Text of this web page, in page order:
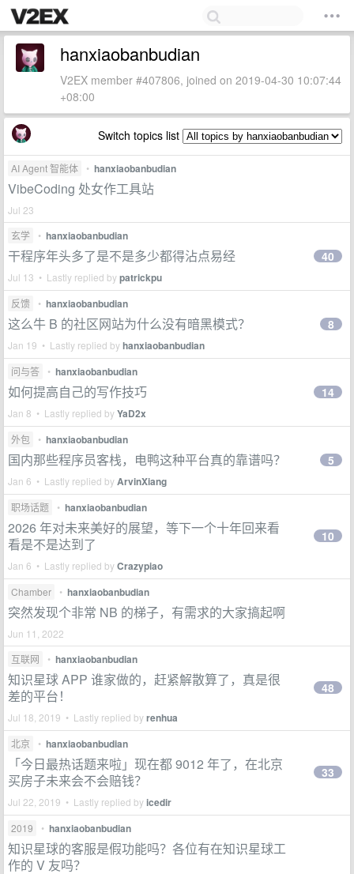
hanxiaobanbudian
V2EX member #407806, joined on 2019-04-30 10:07:44
+08:00
Switch topics list
AI Agent 智能体 • hanxiaobanbudian
VibeCoding 处女作工具站
Jul 23
玄学
• hanxiaobanbudian
干程序年头多了是不是多少都得沾点易经
Jul 13 • Lastly replied bypatrickpu
40
反馈 • hanxiaobanbudian
这么牛 B 的社区网站为什么没有暗黑模式？
Jan 19 • Lastly replied byhanxiaobanbudian
8
问与答 • hanxiaobanbudian
如何提高自己的写作技巧
Jan 8 • Lastly replied byYaD2x
14
外包 • hanxiaobanbudian
国内那些程序员客栈，电鸭这种平台真的靠谱吗？
Jan 6 • Lastly replied byArvinXiang
5
职场话题 • hanxiaobanbudian
2026 年对未来美好的展望，等下一个十年回来看
看是不是达到了
Jan 6 • Lastly replied byCrazypiao
10
Chamber • hanxiaobanbudian
突然发现个非常 NB 的梯子，有需求的大家搞起啊
Jun 11, 2022
互联网
• hanxiaobanbudian
知识星球 APP 谁家做的，赶紧解散算了，真是很
差的平台！
Jul 18, 2019 • Lastly replied byrenhua
48
北京 • hanxiaobanbudian
「今日最热话题来啦」现在都 9012 年了，在北京
买房子未来会不会赔钱？
Jul 22, 2019 • Lastly replied byicedir
33
2019 • hanxiaobanbudian
知识星球的客服是假功能吗？各位有在知识星球工
作的 V 友吗？